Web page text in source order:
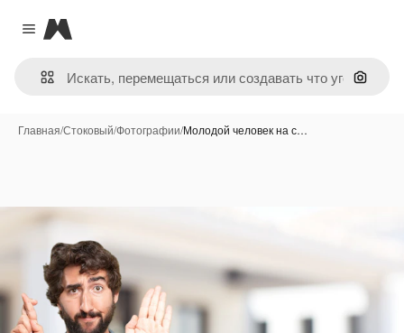
Close menu
Magnific
Поиск
Главная/Стоковый/Фотографии/Молодой человек на с…